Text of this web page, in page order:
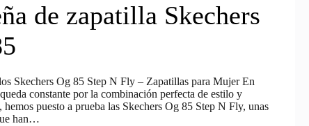
de zapatilla Skechers
Skechers Og 85 Step N Fly – Zapatillas para Mujer En
constante por la combinación perfecta de estilo y
hemos puesto a prueba las Skechers Og 85 Step N Fly, unas
han…